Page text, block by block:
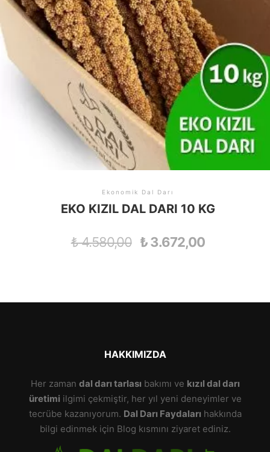
Ekonomik Dal Darı
EKO KIZIL DAL DARI 10 KG
₺4.580,00 ₺3.672,00
HAKKIMIZDA
Her zaman dal darı tarlası bakımı ve kızıl dal darı
üretimi ilgimi çekmiştir, her yıl yeni deneyimler ve
tecrübe kazanıyorum. Dal Darı Faydaları hakkında
bilgi edinmek için Blog kısmını ziyaret ediniz.